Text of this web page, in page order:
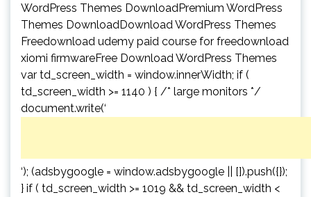
WordPress Themes DownloadPremium WordPress
Themes DownloadDownload WordPress Themes
Freedownload udemy paid course for freedownload
xiomi firmwareFree Download WordPress Themes
var td_screen_width = window.innerWidth; if (
td_screen_width >= 1140 ) { /* large monitors */
document.write(‘
‘); (adsbygoogle = window.adsbygoogle || []).push({});
} if ( td_screen_width >= 1019 && td_screen_width <